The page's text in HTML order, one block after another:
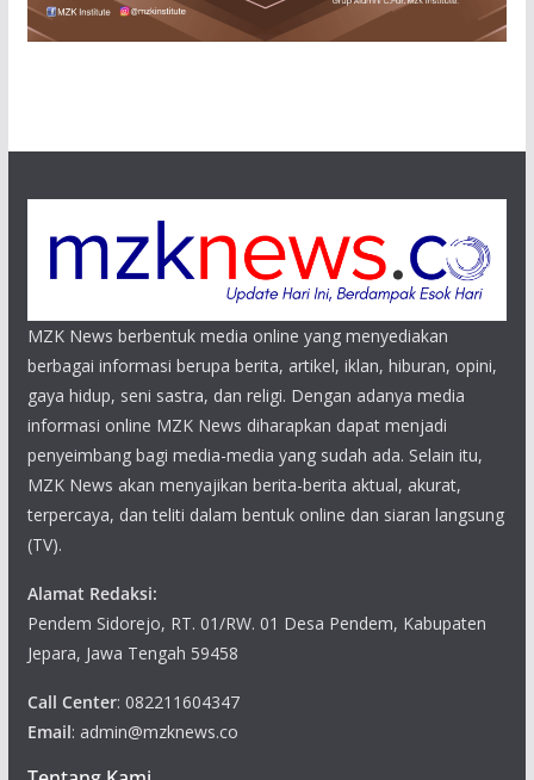
MZK News berbentuk media online yang menyediakan
berbagai informasi berupa berita, artikel, iklan, hiburan, opini,
gaya hidup, seni sastra, dan religi. Dengan adanya media
informasi online MZK News diharapkan dapat menjadi
penyeimbang bagi media-media yang sudah ada. Selain itu,
MZK News akan menyajikan berita-berita aktual, akurat,
terpercaya, dan teliti dalam bentuk online dan siaran langsung
(TV).
Alamat Redaksi:
Pendem Sidorejo, RT. 01/RW. 01 Desa Pendem, Kabupaten
Jepara, Jawa Tengah 59458
Call Center: 082211604347
Email: admin@mzknews.co